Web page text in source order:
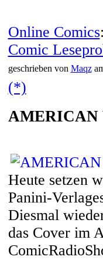
Online Comics
Comic
geschrieben von Maqz
(*)
AMERICAN
Heute setzen
Panini-
Diesmal
das Cover im